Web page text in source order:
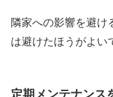
隣家への影響を避け
は避けたほうがよい
定期メンテナンス